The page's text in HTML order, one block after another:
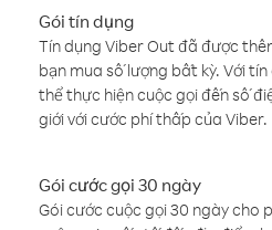
Gói tín dụng
Tín dụng Viber Out đã được
bạn mua số lượng bất kỳ. Với
thể thực hiện cuộc gọi đến số
giới với cước phí thấp của Viber.
Gói cước gọi 30 ngày
Gói cước cuộc gọi 30 ngày cho